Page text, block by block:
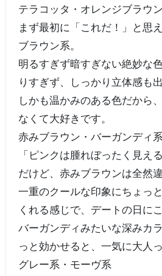
テラコッタ・オレンジブラウ
まず最初に「これだ！」と思
ブラウン系。
明るすぎず暗すぎない絶妙な
りすぎず、しっかり立体感も
しかも温かみのある色だから
なくて大好きです。
赤みブラウン・バーガンディ
「ピンクは腫れぼったく見え
だけど、赤みブラウンは全然違
一重のクールな印象にちょっ
くれる感じで、デートの日に
バーガンディみたいな深みカ
っと効かせると、一気に大人
グレー系・モーヴ系